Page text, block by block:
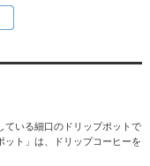
ている細口のドリップポットで
ット」は、ドリップコーヒーを